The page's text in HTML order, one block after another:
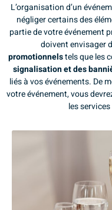
L’organisation d’un
négliger certains des
partie de votre événement
doivent envisager
promotionnelstels que les
signalisation et des
liés à vos événements. De
votre événement, vous
les